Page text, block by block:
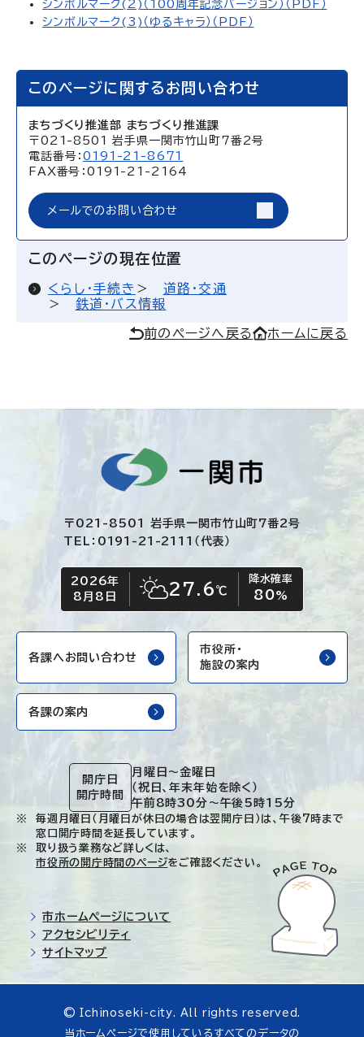
シンボルマーク(2)（100周年記念バージョン）（PDF）
シンボルマーク(3)（ゆるキャラ）（PDF）
このページに関するお問い合わせ
まちづくり推進部 まちづくり推進課
〒021-8501 岩手県一関市竹山町7番2号
電話番号：0191-21-8671
FAX番号：0191-21-2164
メールでのお問い合わせ
このページの現在位置
くらし・手続き
道路・交通
鉄道・バス情報
前のページへ戻る ホームに戻る
〒021-8501 岩手県一関市竹山町7番2号
TEL：0191-21-2111（代表）
今日の日付
2026年
8月8日
今日の天気
晴れ時々くもり
27.6℃
降水確率
80%
各課へお問い合わせ
市役所・
施設の案内
各課の案内
開庁日
開庁時間
月曜日～金曜日
（祝日、年末年始を除く）
午前8時30分～午後5時15分
毎週月曜日（月曜日が休日の場合は翌開庁日）は、午後7時まで
窓口開庁時間を延長しています。
取り扱う業務など詳しくは、
市役所の開庁時間のページをご確認ください。
市ホームページについて
アクセシビリティ
サイトマップ
© Ichinoseki-city. All rights reserved.
当ホームページで使用しているすべてのデータの